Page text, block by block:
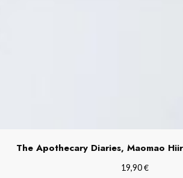
The Apothecary Diaries, Maomao
19,90€